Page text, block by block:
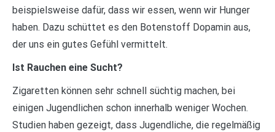
beispielsweise dafür, dass wir essen, wenn wir Hunger
haben. Dazu schüttet es den Botenstoff Dopamin aus,
der uns ein gutes Gefühl vermittelt.
Ist Rauchen eine Sucht?
Zigaretten können sehr schnell süchtig machen, bei
einigen Jugendlichen schon innerhalb weniger Wochen.
Studien haben gezeigt, dass Jugendliche, die regelmäßig